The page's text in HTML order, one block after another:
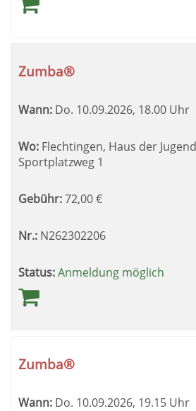
Zumba®
Wann: Do. 10.09.2026, 18.00 Uhr
Wo: Flechtingen, Haus der
Sportplatzweg 1
Gebühr:72,00€
Nr.: N262302206
Status:Anmeldung möglich
Zumba®
Wann: Do. 10.09.2026, 19.15 Uhr